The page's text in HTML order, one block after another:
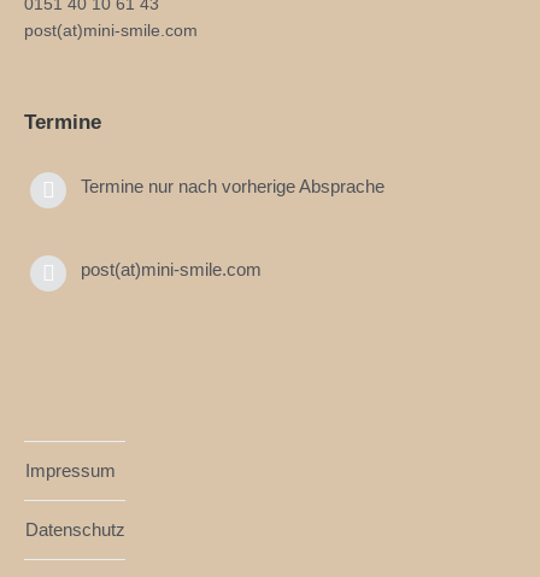
0151 40 10 61 43
post(at)mini-smile.com
Termine
Termine nur nach vorherige Absprache
post(at)mini-smile.com
Impressum
Datenschutz